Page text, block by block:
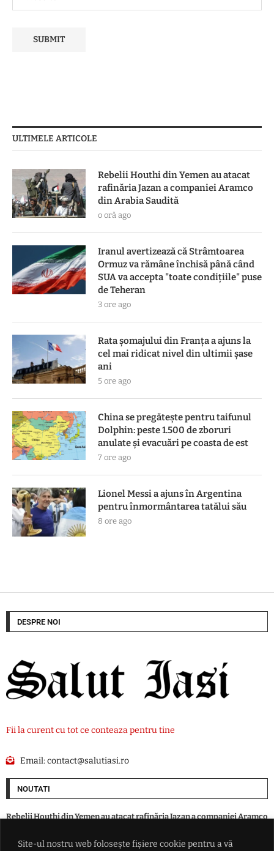
Site-ul nostru web folosește fișiere cookie pentru a vă
ULTIMELE ARTICOLE
Rebelii Houthi din Yemen au atacat
rafinăria Jazan a companiei Aramco
din Arabia Saudită
o oră ago
Iranul avertizează că Strâmtoarea
Ormuz va rămâne închisă până când
SUA va accepta "toate condiţiile" puse
de Teheran
3 ore ago
Rata șomajului din Franța a ajuns la
cel mai ridicat nivel din ultimii șase
ani
5 ore ago
China se pregătește pentru taifunul
Dolphin: peste 1.500 de zboruri
anulate și evacuări pe coasta de est
7 ore ago
Lionel Messi a ajuns în Argentina
pentru înmormântarea tatălui său
8 ore ago
DESPRE NOI
Fii la curent cu tot ce conteaza pentru tine
Email:contact@salutiasi.ro
NOUTATI
Rebelii Houthi din Yemen au atacat rafinăria Jazan a companiei Aramco